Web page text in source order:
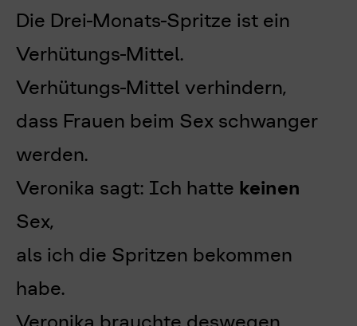
Die Drei-Monats-Spritze ist ein
Verhütungs-Mittel.
Verhütungs-Mittel verhindern,
dass Frauen beim Sex schwanger
werden.
Veronika sagt: Ich hatte keinen
Sex,
als ich die Spritzen bekommen
habe.